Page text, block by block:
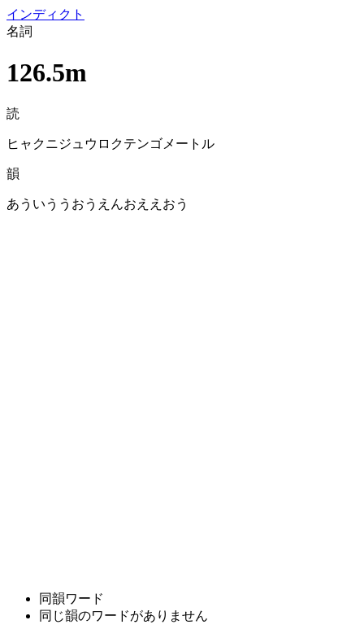
インディクト
名詞
126.5m
読
ヒャクニジュウロクテンゴメートル
韻
あういううおうえんおええおう
同韻ワード
同じ韻のワードがありません